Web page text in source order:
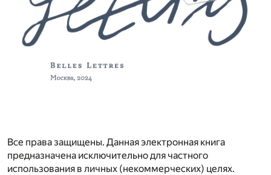
Все права защищены. Данная электронная книга
предназначена исключительно для частного
использования в личных (некоммерческих) целях.